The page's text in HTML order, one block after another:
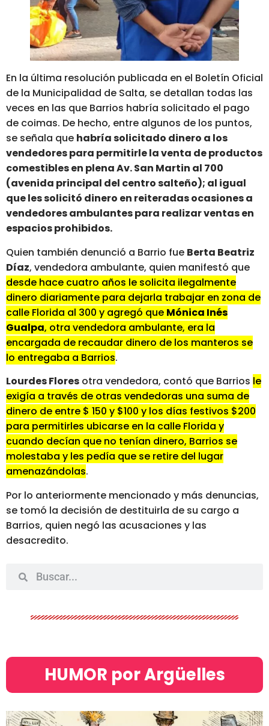
En la última resolución publicada en el Boletín Oficial
de la Municipalidad de Salta, se detallan todas las
veces en las que Barrios habría solicitado el pago
de coimas. De hecho, entre algunos de los puntos,
se señala que habría solicitado dinero a los
vendedores para permitirle la venta de productos
comestibles en plena Av. San Martin al 700
(avenida principal del centro salteño); al igual
que les solicitó dinero en reiteradas ocasiones a
vendedores ambulantes para realizar ventas en
espacios prohibidos.
Quien también denunció a Barrio fue Berta Beatriz
Díaz, vendedora ambulante, quien manifestó que
desde hace cuatro años le solicita ilegalmente
dinero diariamente para dejarla trabajar en zona de
calle Florida al 300 y agregó que Mónica Inés
Gualpa, otra vendedora ambulante, era la
encargada de recaudar dinero de los manteros se
lo entregaba a Barrios.
Lourdes Flores otra vendedora, contó que Barrios le
exigía a través de otras vendedoras una suma de
dinero de entre $ 150 y $100 y los días festivos $200
para permitirles ubicarse en la calle Florida y
cuando decían que no tenían dinero, Barrios se
molestaba y les pedía que se retire del lugar
amenazándolas.
Por lo anteriormente mencionado y más denuncias,
se tomó la decisión de destituirla de su cargo a
Barrios, quien negó las acusaciones y las
desacredito.
HUMOR por Argüelles​